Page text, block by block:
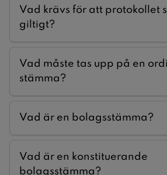
Vad krävs för att protokollet
giltigt?
Vad måste tas upp på en
stämma?
Vad är en bolagsstämma?
Vad är en konstituerande
bolagsstämma?